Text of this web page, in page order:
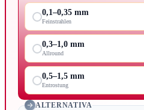
0,1–0,35 mm
Feinstrahlen
0,3–1,0 mm
Allround
0,5–1,5 mm
Entrostung
ALTERNATIVA